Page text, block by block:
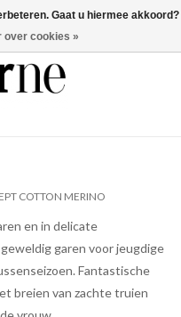
0 Artikelen - €0,00
COTTON MERINO
en in delicate
garen voor jeugdige
Fantastische
breien van zachte truien
Gaat u hiermee akkoord?
over cookies »